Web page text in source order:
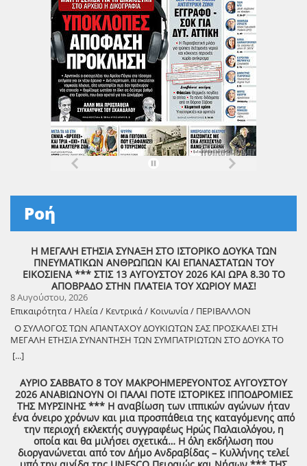
Ροή
Η ΜΕΓΑΛΗ ΕΤΗΣΙΑ ΣΥΝΑΞΗ ΣΤΟ ΙΣΤΟΡΙΚΟ ΔΟΥΚΑ ΤΩΝ
ΠΝΕΥΜΑΤΙΚΩΝ ΑΝΘΡΩΠΩΝ ΚΑΙ ΕΠΑΝΑΣΤΑΤΩΝ ΤΟΥ
ΕΙΚΟΣΙΕΝΑ *** ΣΤΙΣ 13 ΑΥΓΟΥΣΤΟΥ 2026 ΚΑΙ ΩΡΑ 8.30 ΤΟ
ΑΠΟΒΡΑΔΟ ΣΤΗΝ ΠΛΑΤΕΙΑ ΤΟΥ ΧΩΡΙΟΥ ΜΑΣ!
8 Αυγούστου, 2026
Επικαιρότητα / Ηλεία / Κεντρικά / Κοινωνία / ΠΕΡΙΒΑΛΛΟΝ
Ο ΣΥΛΛΟΓΟΣ ΤΩΝ ΑΠΑΝΤΑΧΟΥ ΔΟΥΚΙΩΤΩΝ ΣΑΣ ΠΡΟΣΚΑΛΕΙ ΣΤΗ
ΜΕΓΑΛΗ ΕΤΗΣΙΑ ΣΥΝΑΝΤΗΣΗ ΤΩΝ ΣΥΜΠΑΤΡΙΩΤΩΝ ΣΤΟ ΔΟΥΚΑ ΤΟ
ΑΘΑΝΑΤΟ! Μεγάλη η χαρά η δική μας για το ριζιμιό μας και για
τον επαναστάτη πρόγονό μας που πολέμησε με το σπαθί στο χέρι
κανόνια του αγώνα! ΦΩΤΟΓΡΑΦΙΕΣ ΚΑΙ ΠΡΟΣΚΛΗΣΗ ΓΙΑ ΤΟ
ΣΥΝΑΠΑΝΤΗΜΑ (Πατήστε πάνω στο σύνδεσμο για να ανοίξει το
αρχείο) Ο Σύλλογος των απανταχού Δουκιωτών σάς προσκαλεί στην
εκδήλωση που θα πραγματοποιηθεί στο χωριό μας, το ΔΟΥΚΑ, σε
συνδιοργάνωση με τον Δήμο Αρχαίας Ολυμπίας, στις 13 Αυγούστου,
ημέρα Πέμπτη και ώρα 8:30 μ.μ., στην πλατεία του χωριού με θέμα:
«Άυλη πολιτιστική κληρονομιά: Eκφράσεις, Δράσεις Διαφύλαξης και
[...]
ΑΥΡΙΟ ΣΑΒΒΑΤΟ 8 ΤΟΥ ΜΑΚΡΟΗΜΕΡΕΥΟΝΤΟΣ ΑΥΓΟΥΣΤΟΥ
2026 ΑΝΑΒΙΩΝΟΥΝ ΟΙ ΠΑΛΑΙ ΠΟΤΕ ΙΣΤΟΡΙΚΕΣ ΙΠΠΟΔΡΟΜΙΕΣ
ΤΗΣ ΜΥΡΣΙΝΗΣ *** Η αναβίωση των ιππικών αγώνων ήταν
ένα όνειρο χρόνων και μια προσπάθεια της καταγόμενης από
την περιοχή εκλεκτής συγγραφέως Ηρώς Παλαιολόγου, η
οποία και θα μιλήσει σχετικά… Η όλη εκδήλωση που
διοργανώνεται από τον Δήμο Ανδραβίδας – Κυλλήνης τελεί